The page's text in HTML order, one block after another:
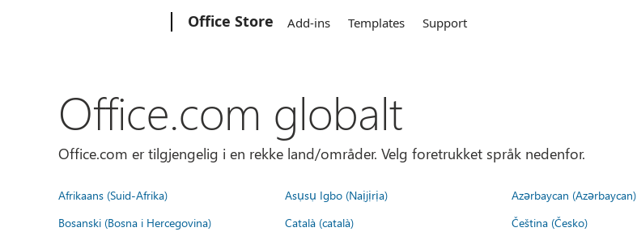
Office Store Add-ins Templates Support
Office.com globalt
Office.com er tilgjengelig i en rekke land/områder. Velg foretrukket språk nedenfor.
Afrikaans (Suid-Afrika) Asụsụ Igbo (Naịjịrịa) Azərbaycan (Azərbaycan)
Bosanski (Bosna i Hercegovina)
Català (català) Čeština (Česko)